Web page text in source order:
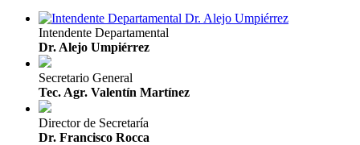
Intendente Departamental
Dr. Alejo Umpiérrez
Secretario General
Tec. Agr. Valentín Martínez
Director de Secretaría
Dr. Francisco Rocca